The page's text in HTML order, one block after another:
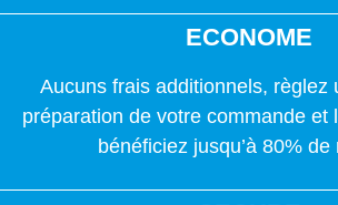
ECONOME
Aucuns frais additionnels, règlez
préparation de votre commande et
bénéficiez jusqu’à 80% de